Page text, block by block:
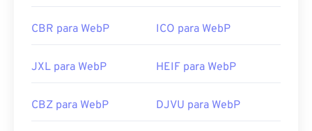
CBR para WebP ICO para WebP
JXL para WebP HEIF para WebP
CBZ para WebP DJVU para WebP